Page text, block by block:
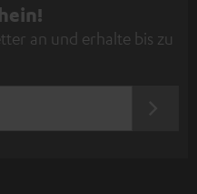
an und erhalte bis zu